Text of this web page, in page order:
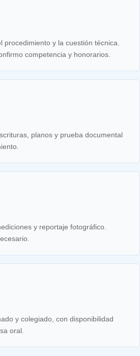
procedimiento y la cuestión técnica.
competencia y honorarios.
planos y prueba documental
y reportaje fotográfico.
y colegiado, con disponibilidad
oral.